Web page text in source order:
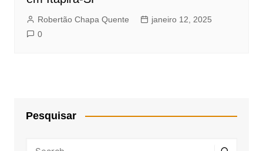
Robertão Chapa Quente
janeiro 12, 2025
0
Pesquisar